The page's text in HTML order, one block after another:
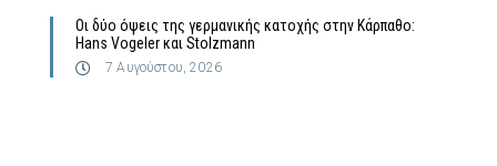
Οι δύο όψεις της γερμανικής κατοχής στην Κάρπαθο:
Hans Vogeler και Stolzmann
7 Αυγούστου, 2026